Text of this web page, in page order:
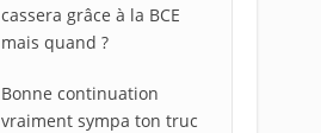
cassera grâce à la BCE
mais quand ?
Bonne continuation
vraiment sympa ton truc